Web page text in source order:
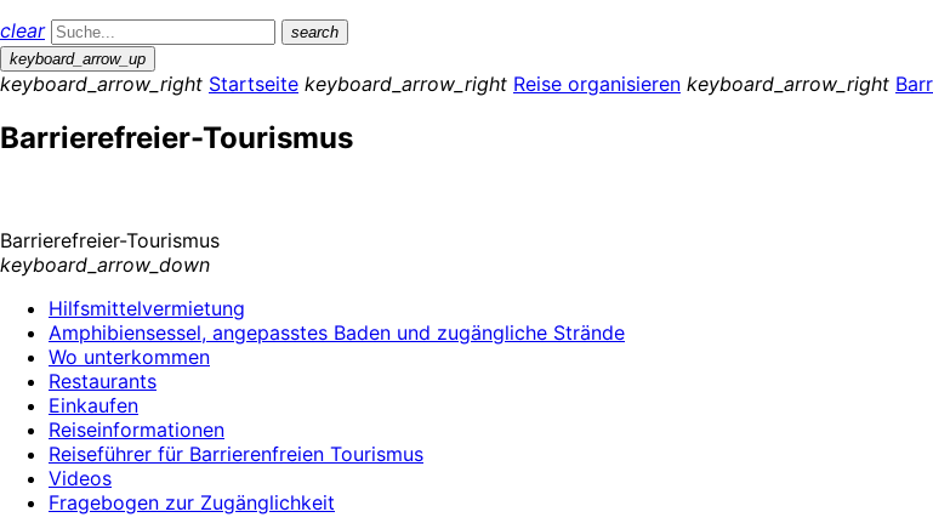
clear
search
keyboard_arrow_up
keyboard_arrow_right Startseite keyboard_arrow_right Reise organisieren keyboard_arrow_right
Barrierefreier-Tourismus
Barrierefreier-Tourismus
keyboard_arrow_down
Hilfsmittelvermietung
Amphibiensessel, angepasstes Baden und zugängliche Strände
Wo unterkommen
Restaurants
Einkaufen
Reiseinformationen
Reiseführer für Barrierenfreien Tourismus
Videos
Fragebogen zur Zugänglichkeit